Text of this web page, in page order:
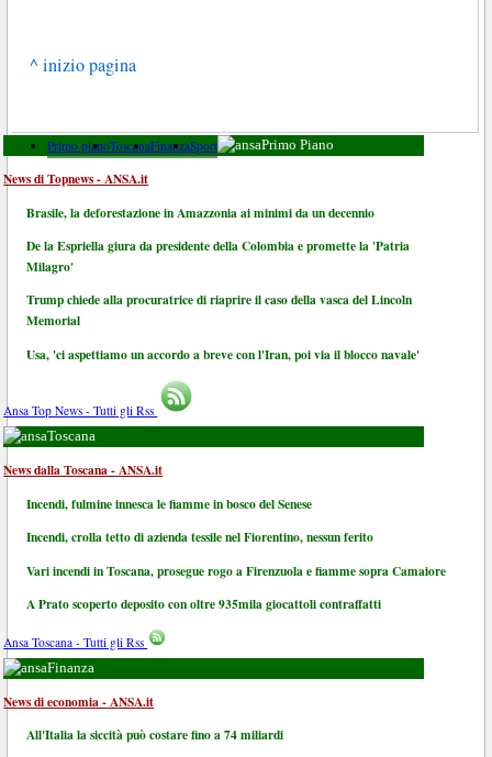
^ inizio pagina
Primo pianoToscanaFinanzaSport Primo Piano
News di Topnews - ANSA.it
Brasile, la deforestazione in Amazzonia ai minimi da un decennio
De la Espriella giura da presidente della Colombia e promette la 'Patria
Milagro'
Trump chiede alla procuratrice di riaprire il caso della vasca del Lincoln
Memorial
Usa, 'ci aspettiamo un accordo a breve con l'Iran, poi via il blocco navale'
Ansa Top News - Tutti gli Rss
Toscana
News dalla Toscana - ANSA.it
Incendi, fulmine innesca le fiamme in bosco del Senese
Incendi, crolla tetto di azienda tessile nel Fiorentino, nessun ferito
Vari incendi in Toscana, prosegue rogo a Firenzuola e fiamme sopra Camaiore
A Prato scoperto deposito con oltre 935mila giocattoli contraffatti
Ansa Toscana - Tutti gli Rss
Finanza
News di economia - ANSA.it
All'Italia la siccità può costare fino a 74 miliardi